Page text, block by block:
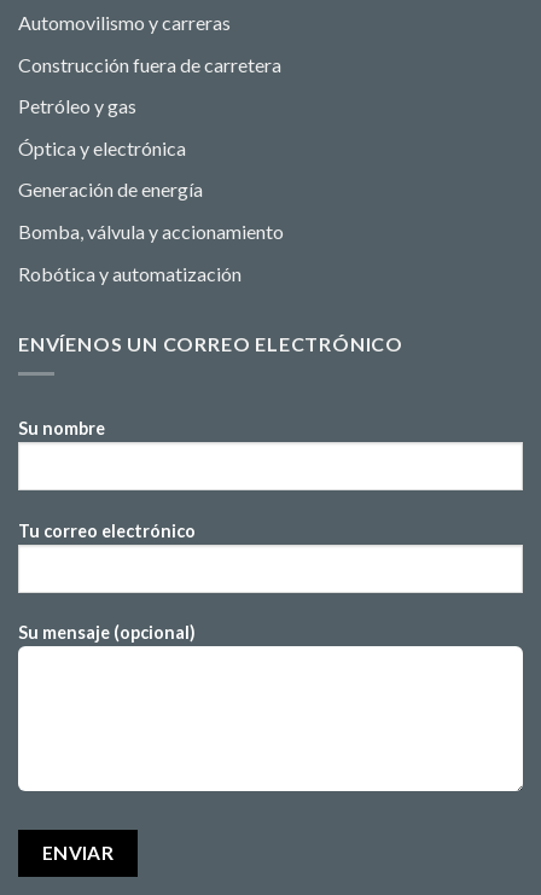
Automovilismo y carreras
Construcción fuera de carretera
Petróleo y gas
Óptica y electrónica
Generación de energía
Bomba, válvula y accionamiento
Robótica y automatización
ENVÍENOS UN CORREO ELECTRÓNICO
Su nombre
Tu correo electrónico
Su mensaje (opcional)